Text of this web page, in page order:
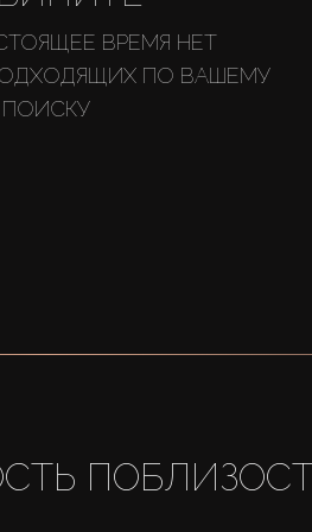
ВРЕМЯ НЕТ
ПО ВАШЕМУ
ПОИСКУ